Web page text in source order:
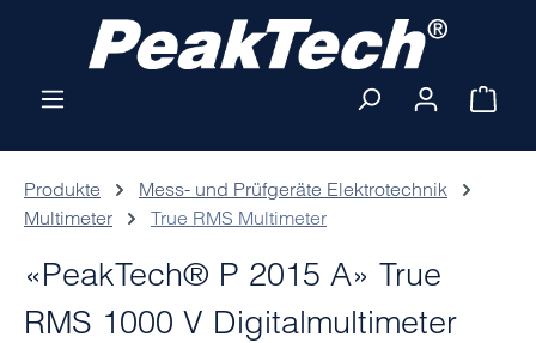
Zum Hauptinhalt springen
Produkte
Mess- und Prüfgeräte Elektrotechnik
Multimeter
True RMS Multimeter
«PeakTech® P 2015 A» True
RMS 1000 V Digitalmultimeter